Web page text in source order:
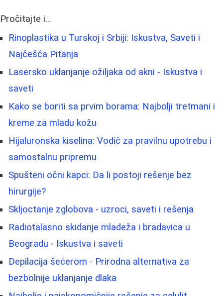
Pročitajte i...
Rinoplastika u Turskoj i Srbiji: Iskustva, Saveti i
Najčešća Pitanja
Lasersko uklanjanje ožiljaka od akni - Iskustva i
saveti
Kako se boriti sa prvim borama: Najbolji tretmani i
kreme za mladu kožu
Hijaluronska kiselina: Vodič za pravilnu upotrebu i
samostalnu pripremu
Spušteni očni kapci: Da li postoji rešenje bez
hirurgije?
Skljoctanje zglobova - uzroci, saveti i rešenja
Radiotalasno skidanje mladeža i bradavica u
Beogradu - Iskustva i saveti
Depilacija šećerom - Prirodna alternativa za
bezbolnije uklanjanje dlaka